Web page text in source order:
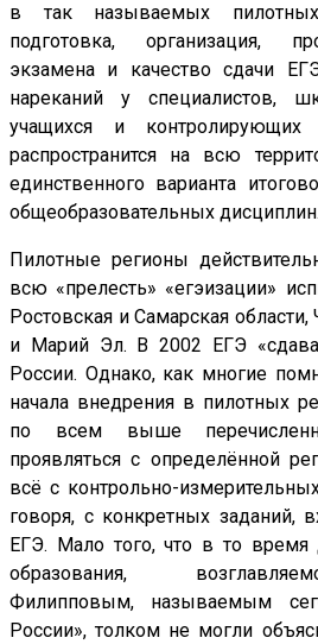
в так называемых
подготовка, организация,
экзамена и качество сдачи
нареканий у специалистов,
учащихся и
распространится на всю
единственного варианта
общеобразовательных дисциплин.
Пилотные регионы
всю «прелесть» «егэизации»
Ростовская и Самарская
и Марий Эл. В 2002 ЕГЭ
России. Однако, как многие
начала внедрения в пилотных
по всем выше
проявляться с определённой
всё с контрольно-
говоря, с конкретных заданий,
ЕГЭ. Мало того, что в то
образования,
Филипповым, называемым
России», толком не могли